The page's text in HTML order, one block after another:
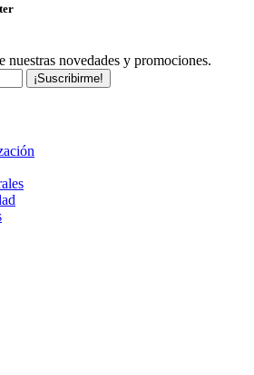
nuestras novedades y promociones.
¡Suscribirme!